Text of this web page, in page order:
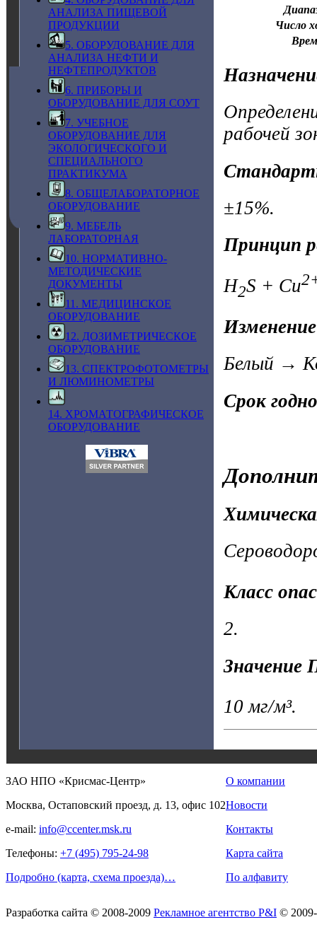
АНАЛИЗА ПИЩЕВОЙ
ПРОДУКЦИИ
5. ОБОРУДОВАНИЕ ДЛЯ
АНАЛИЗА НЕФТИ И
НЕФТЕПРОДУКТОВ
6. ПРИБОРЫ И
ОБОРУДОВАНИЕ ДЛЯ СОУТ
7. УЧЕБНОЕ
ОБОРУДОВАНИЕ ДЛЯ
ЭКОЛОГИЧЕСКОГО И
СПЕЦИАЛЬНОГО
ПРАКТИКУМА
8. ОБЩЕЛАБОРАТОРНОЕ
ОБОРУДОВАНИЕ
9. МЕБЕЛЬ
ЛАБОРАТОРНАЯ
10. НОРМАТИВНО-
МЕТОДИЧЕСКИЕ
ДОКУМЕНТЫ
11. МЕДИЦИНСКОЕ
ОБОРУДОВАНИЕ
12. ДОЗИМЕТРИЧЕСКОЕ
ОБОРУДОВАНИЕ
13. СПЕКТРОФОТОМЕТРЫ
И ЛЮМИНОМЕТРЫ
14. ХРОМАТОГРАФИЧЕСКОЕ
ОБОРУДОВАНИЕ
Число
рабочей
±15%.
Принцип
H2S + Cu
Белый →
Срок
Класс
2.
Значение
10 мг/м³.
ЗАО НПО «Крисмас-Центр»
Москва, Остаповский проезд, д. 13, офис 102
e-mail: info@ccenter.msk.ru
Телефоны: +7 (495) 795-24-98
Подробно (карта, схема проезда)…
О компании
Новости
Контакты
Карта сайта
По алфавиту
Разработка сайта © 2008-2009 Рекламное агентство P&I ©